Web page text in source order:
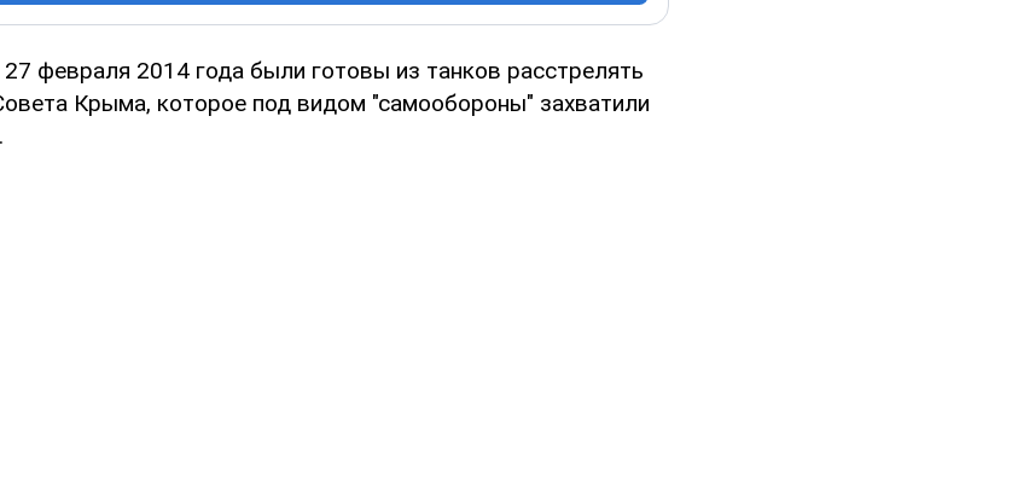
февраля 2014 года были готовы из танков расстрелять
Крыма, которое под видом "самообороны" захватили